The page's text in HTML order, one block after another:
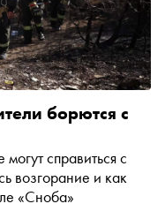
борются с
справиться с
возгорание и как
«Сноба»